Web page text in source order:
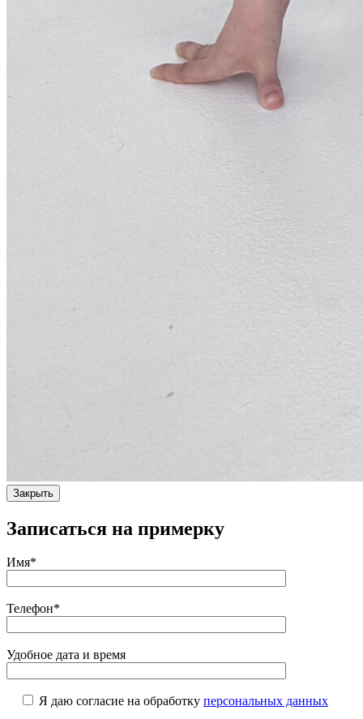
Закрыть
Записаться на примерку
Имя*
Телефон*
Удобное дата и время
Я даю согласие на обработку персональных данных